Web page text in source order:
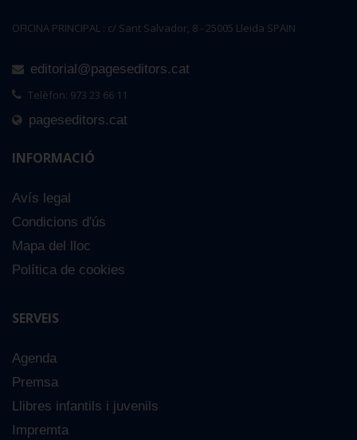
OFICINA PRINCIPAL : c/ Sant Salvador, 8 - 25005 Lleida SPAIN
editorial@pageseditors.cat
Telèfon: 973 23 66 11
pageseditors.cat
INFORMACIÓ
Avís legal
Condicions d'ús
Mapa del lloc
Política de cookies
SERVEIS
Agenda
Premsa
Llibres infantils i juvenils
Impremta